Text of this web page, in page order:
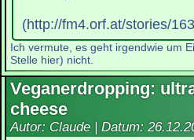
(http://fm4.orf.at/stories/
Ich vermute, es geht irgendwie um
Stelle hier) nicht.
Veganerdropping:
cheese
Autor: Claude | Datum: